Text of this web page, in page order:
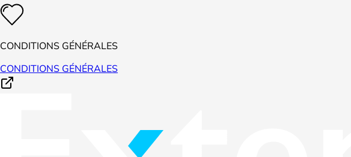
CONDITIONS GÉNÉRALES
CONDITIONS GÉNÉRALES